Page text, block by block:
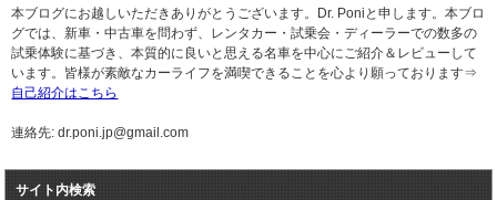
本ブログにお越しいただきありがとうございます。Dr. Poniと申します。本ブロ
グでは、新車・中古車を問わず、レンタカー・試乗会・ディーラーでの数多の
試乗体験に基づき、本質的に良いと思える名車を中心にご紹介＆レビューして
います。皆様が素敵なカーライフを満喫できることを心より願っております⇒
自己紹介はこちら
連絡先: dr.poni.jp@gmail.com
サイト内検索